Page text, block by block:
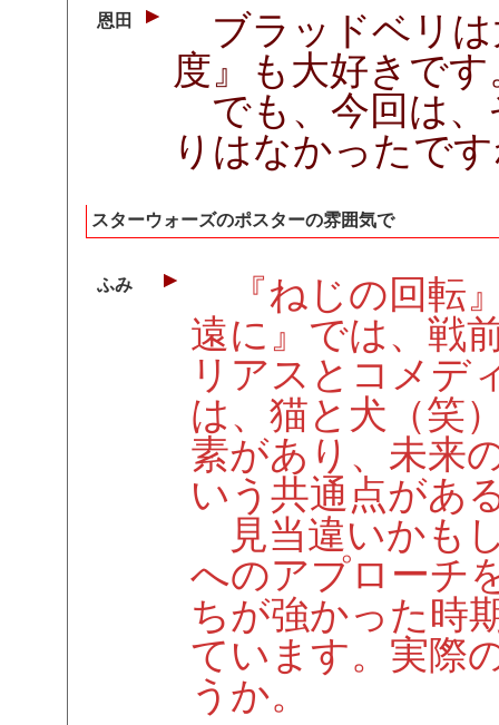
恩田
ブラッドベリは
度』も大好きです
でも、今回は、
りはなかったで
スターウォーズのポスターの雰囲気で
ふみ
『ねじの回転
遠に』では、戦
リアスとコメデ
は、猫と犬（笑
素があり、未来
いう共通点があ
見当違いかも
へのアプローチ
ちが強かった時
ています。実際
うか。